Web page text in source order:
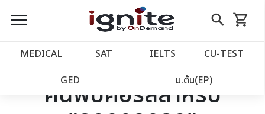
close
account_balance หน้าแรก
เว็บไซต์อิกไนท์
menu search
Skip
to
shopping_cart
รถเข็น
MEDICAL SAT IELTS CU‑TEST
GED ม.ต้น(EP)
ค้นพบคอร์สสำหรับ